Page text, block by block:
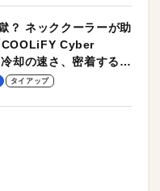
？ ネッククーラーが助
COOLiFY Cyber
却の速さ、密着する冷
ルな操作性がグッド！
タイアップ